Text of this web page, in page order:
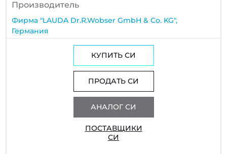
Производитель
Фирма "LAUDA Dr.R.Wobser GmbH & Co. KG",
Германия
КУПИТЬ СИ
ПРОДАТЬ СИ
АНАЛОГ СИ
ПОСТАВЩИКИ
СИ